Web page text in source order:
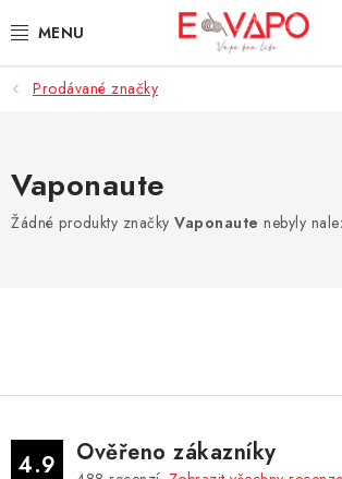
na
3D TISK
AROMATA A PŘÍCHUTĚ
Prodávané značky
Vaponaute
Žádné produkty značky Vaponaute nebyly
4.9 Ověřeno zákazníky